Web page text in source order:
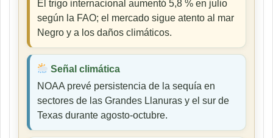
El trigo internacional aumentó 5,8 % en julio
según la FAO; el mercado sigue atento al mar
Negro y a los daños climáticos.
Señal climática
NOAA prevé persistencia de la sequía en
sectores de las Grandes Llanuras y el sur de
Texas durante agosto-octubre.